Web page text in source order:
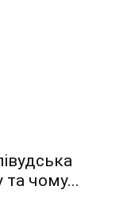
та чому...